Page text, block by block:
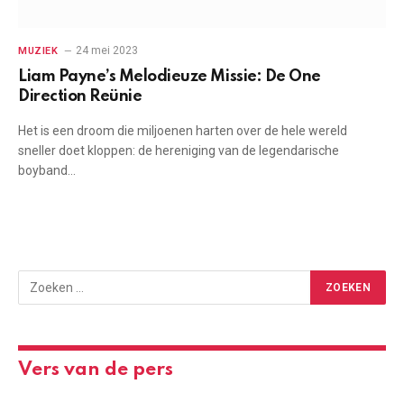
MUZIEK 24 mei 2023
Liam Payne’s Melodieuze Missie: De One
Direction Reünie
Het is een droom die miljoenen harten over de hele wereld
sneller doet kloppen: de hereniging van de legendarische
boyband…
Vers van de pers